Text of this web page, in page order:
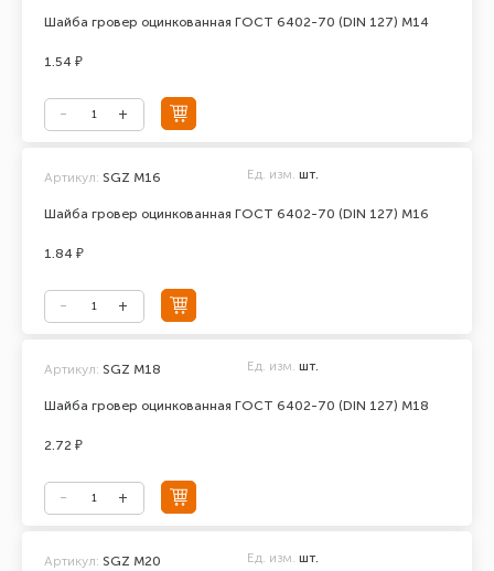
Шайба гровер оцинкованная ГОСТ 6402-70 (DIN 127) М14
1.54 ₽
Шайба гровер оцинкованная ГОСТ 6402-70 (DIN 127) М16
Артикул: SGZ М16 Ед. изм. шт.
1.84 ₽
Шайба гровер оцинкованная ГОСТ 6402-70 (DIN 127) М18
Артикул: SGZ M18 Ед. изм. шт.
2.72 ₽
Артикул: SGZ M20 Ед. изм. шт.